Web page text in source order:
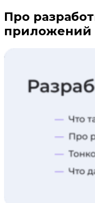
Про
приложений